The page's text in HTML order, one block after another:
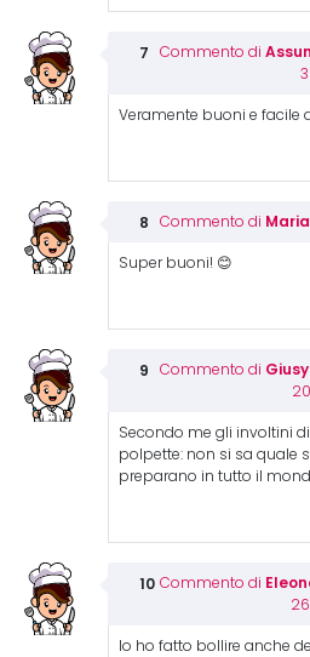
Commento di
Veramente buoni e facile
Commento di Maria
Super buoni! 😊
Commento di Giusy
Secondo me gli involtini
polpette: non si sa quale
preparano in tutto il
Commento di
Io ho fatto bollire anche